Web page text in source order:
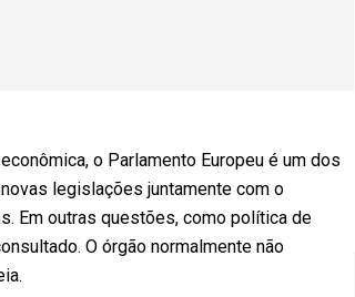
o Parlamento Europeu é um dos
legislações juntamente com o
Em outras questões, como política de
O órgão normalmente não